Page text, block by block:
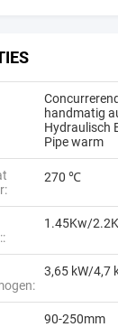
handmatig
Hydraulisch
Pipe warm
270 ℃
1.45Kw/
3,65 kW/4,7
90-250mm